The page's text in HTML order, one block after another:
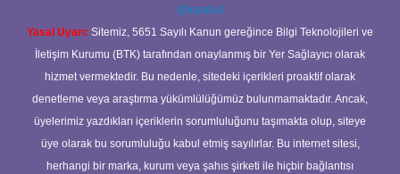
@karabul
Yasal Uyarı: Sitemiz, 5651 Sayılı Kanun gereğince Bilgi Teknolojileri ve
İletişim Kurumu (BTK) tarafından onaylanmış bir Yer Sağlayıcı olarak
hizmet vermektedir. Bu nedenle, sitedeki içerikleri proaktif olarak
denetleme veya araştırma yükümlülüğümüz bulunmamaktadır. Ancak,
üyelerimiz yazdıkları içeriklerin sorumluluğunu taşımakta olup, siteye
üye olarak bu sorumluluğu kabul etmiş sayılırlar. Bu internet sitesi,
herhangi bir marka, kurum veya şahıs şirketi ile hiçbir bağlantısı